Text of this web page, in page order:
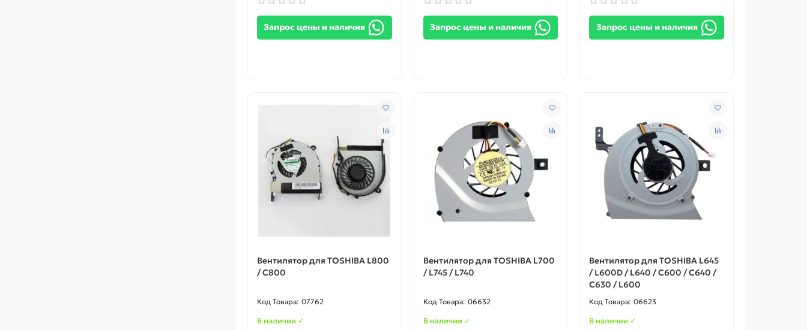
Запрос цены и наличия Запрос цены и наличия Запрос цены и наличия
Вентилятор для TOSHIBA L800
/ C800
07762
В наличии ✓
Вентилятор для TOSHIBA L700
/ L745 / L740
06632
В наличии ✓
Вентилятор для TOSHIBA L645
/ L600D / L640 / C600 / C640 /
C630 / L600
06623
В наличии ✓